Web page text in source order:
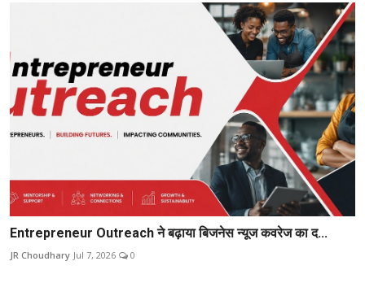
Entrepreneur Outreach ने बढ़ाया बिजनेस न्यूज कवरेज का द...
JR Choudhary Jul 7, 2026 0